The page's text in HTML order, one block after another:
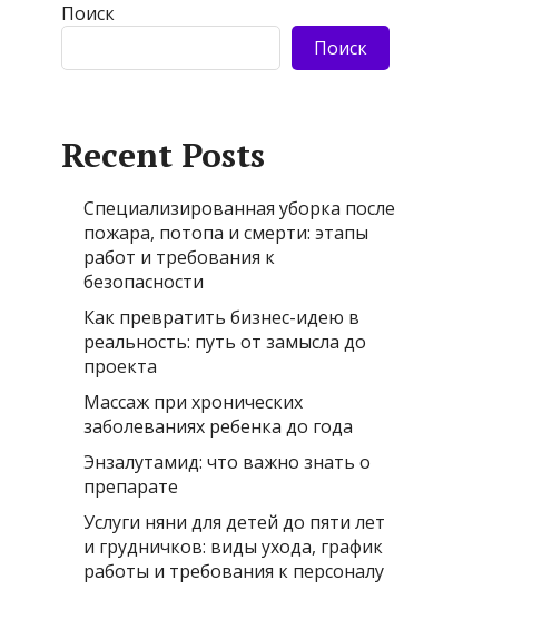
Поиск
Поиск
Recent Posts
Специализированная уборка после
пожара, потопа и смерти: этапы
работ и требования к
безопасности
Как превратить бизнес-идею в
реальность: путь от замысла до
проекта
Массаж при хронических
заболеваниях ребенка до года
Энзалутамид: что важно знать о
препарате
Услуги няни для детей до пяти лет
и грудничков: виды ухода, график
работы и требования к персоналу